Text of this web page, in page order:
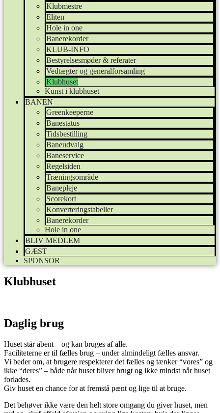
Klubmestre
Eliten
Hole in one
Banerekorder
KLUB-INFO
Bestyrelsesmøder & referater
Vedtægter og generalforsamling
Klubhuset
Kunst i klubhuset
BANEN
Greenkeeperne
Banestatus
Tidsbestilling
Baneudvalg
Baneservice
Regelsiden
Træningsområde
Banepleje
Scorekort
Konverteringstabeller
Banerekorder
Hole in one
BLIV MEDLEM
GÆST
SPONSOR
Klubhuset
Daglig brug
Huset står åbent – og kan bruges af alle.
Faciliteterne er til fælles brug – under almindeligt fælles ansvar.
Vi beder om, at brugere respekterer det fælles og tænker “vores” og
ikke “deres” – både når huset bliver brugt og ikke mindst når huset
forlades.
Giv huset en chance for at fremstå pænt og lige til at bruge.
Det behøver ikke være den helt store omgang du giver huset, men